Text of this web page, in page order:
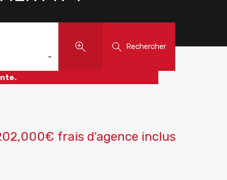
Rechercher
frais d'agence inclus